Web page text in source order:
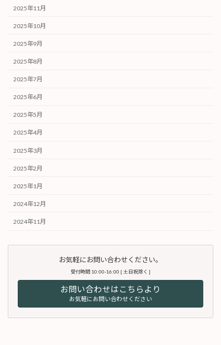
2025年11月
2025年10月
2025年9月
2025年8月
2025年7月
2025年6月
2025年5月
2025年4月
2025年3月
2025年2月
2025年1月
2024年12月
2024年11月
お気軽にお問い合わせください。
受付時間 10:00-16:00 [ 土日祝除く ]
お問い合わせはこちらより
お気軽にお問い合わせください